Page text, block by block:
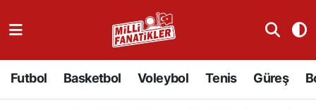
Futbol Basketbol Voleybol Tenis Güreş